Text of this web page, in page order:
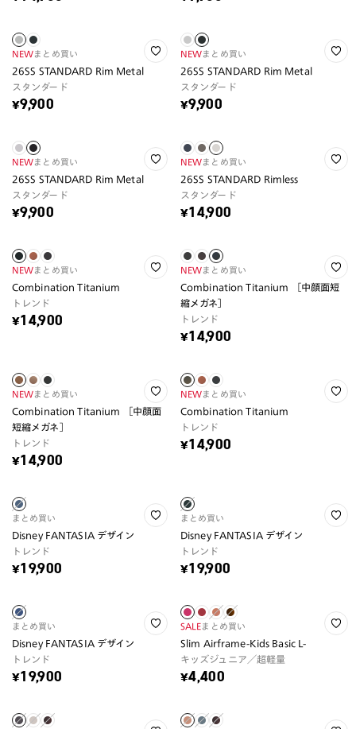
NEWまとめ買い
26SS STANDARD Rim Metal
スタンダード
¥9,900
NEWまとめ買い
26SS STANDARD Rim Metal
スタンダード
¥9,900
NEWまとめ買い
26SS STANDARD Rim Metal
スタンダード
¥9,900
NEWまとめ買い
26SS STANDARD Rimless
スタンダード
¥14,900
NEWまとめ買い
Combination Titanium
トレンド
¥14,900
NEWまとめ買い
Combination Titanium ［中顔面短
縮メガネ］
トレンド
¥14,900
NEWまとめ買い
Combination Titanium ［中顔面
短縮メガネ］
トレンド
¥14,900
NEWまとめ買い
Combination Titanium
トレンド
¥14,900
まとめ買い
Disney FANTASIA デザイン
トレンド
¥19,900
まとめ買い
Disney FANTASIA デザイン
トレンド
¥19,900
まとめ買い
Disney FANTASIA デザイン
トレンド
¥19,900
SALEまとめ買い
Slim Airframe-Kids Basic L-
キッズジュニア／超軽量
¥4,400